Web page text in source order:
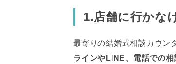
1.店舗に行かな
最寄りの結婚式相談カウン
ラインやLINE、電話での